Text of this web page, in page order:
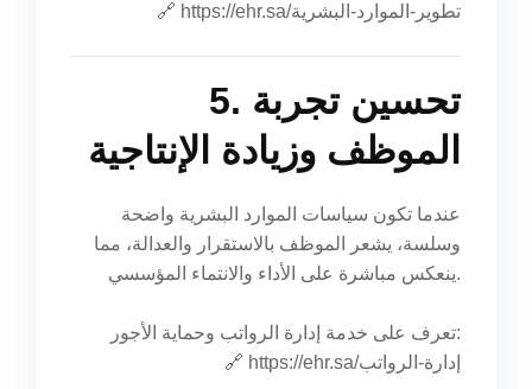
🔗
https://ehr.sa/تطوير-الموارد-البشرية
5. تحسين تجربة
الموظف وزيادة الإنتاجية
عندما تكون سياسات الموارد البشرية واضحة
وسلسة، يشعر الموظف بالاستقرار والعدالة، مما
ينعكس مباشرة على الأداء والانتماء المؤسسي.
تعرف على خدمة إدارة الرواتب وحماية الأجور:
🔗
https://ehr.sa/إدارة-الرواتب